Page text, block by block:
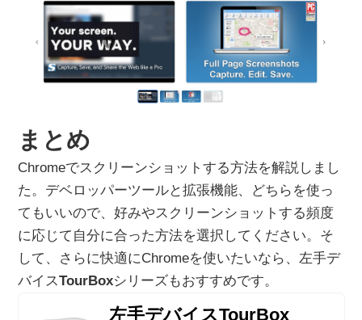
まとめ
Chromeでスクリーンショットする方法を解説しまし
た。デベロッパーツールと拡張機能、どちらを使っ
てもいいので、好みやスクリーンショットする頻度
に応じて自分に合った方法を選択してください。そ
して、さらに快適にChromeを使いたいなら、左手デ
バイスTourBoxシリーズもおすすめです。
左手デバイスTourBox